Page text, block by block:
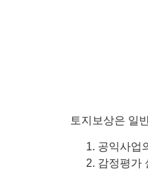
토지보상은 일
공익사업
감정평가